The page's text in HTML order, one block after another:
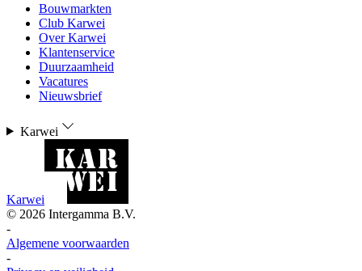
Bouwmarkten
Club Karwei
Over Karwei
Klantenservice
Duurzaamheid
Vacatures
Nieuwsbrief
Karwei
Karwei
© 2026 Intergamma B.V.
-
Algemene voorwaarden
-